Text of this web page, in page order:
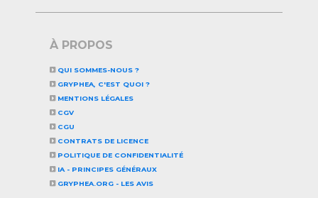
À PROPOS
QUI SOMMES-NOUS ?
GRYPHEA, C'EST QUOI ?
MENTIONS LÉGALES
CGV
CGU
CONTRATS DE LICENCE
POLITIQUE DE CONFIDENTIALITÉ
IA - PRINCIPES GÉNÉRAUX
GRYPHEA.ORG - LES AVIS